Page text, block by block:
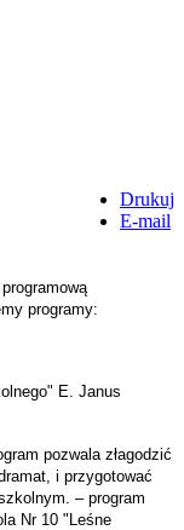
Drukuj
E-mail
programy:
E. Janus
pozwala złagodzić
i przygotować
– program
Nr 10 "Leśne